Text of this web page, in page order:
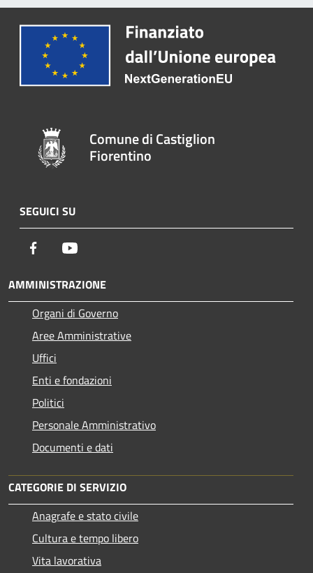
Comune di Castiglion
Fiorentino
SEGUICI SU
Facebook
AMMINISTRAZIONE
Organi di Governo
Aree Amministrative
Uffici
Enti e fondazioni
Politici
Personale Amministrativo
Documenti e dati
CATEGORIE DI SERVIZIO
Anagrafe e stato civile
Cultura e tempo libero
Vita lavorativa